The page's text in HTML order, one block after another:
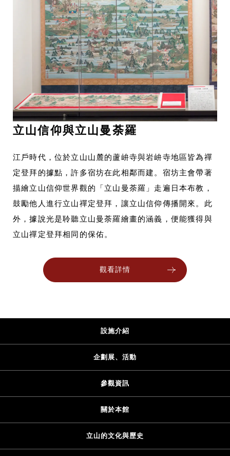
立山信仰與立山曼荼羅
江戶時代，位於立山山麓的蘆峅寺與岩峅寺地區皆為禪
定登拜的據點，許多宿坊在此相鄰而建。宿坊主會帶著
描繪立山信仰世界觀的「立山曼荼羅」走遍日本布教，
鼓勵他人進行立山禪定登拜，讓立山信仰傳播開來。此
外，據說光是聆聽立山曼荼羅繪畫的涵義，便能獲得與
立山禪定登拜相同的保佑。
觀看詳情
設施介紹
企劃展、活動
參觀資訊
關於本館
立山的文化與歷史